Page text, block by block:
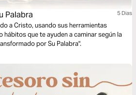
Palabra 5 Dias
a Cristo, usando sus herramientas
que te ayuden a caminar según la
por Su Palabra".